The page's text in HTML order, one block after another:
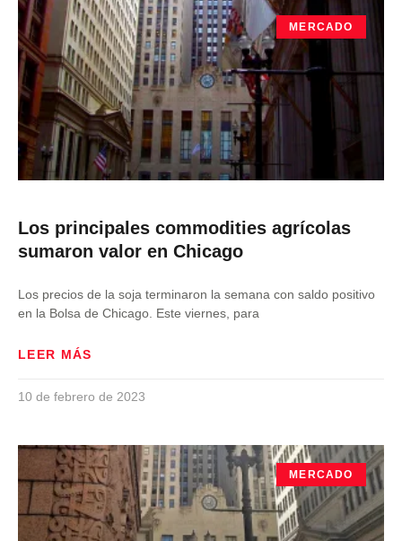
MERCADO
Los principales commodities agrícolas
sumaron valor en Chicago
Los precios de la soja terminaron la semana con saldo positivo
en la Bolsa de Chicago. Este viernes, para
LEER MÁS
10 de febrero de 2023
MERCADO